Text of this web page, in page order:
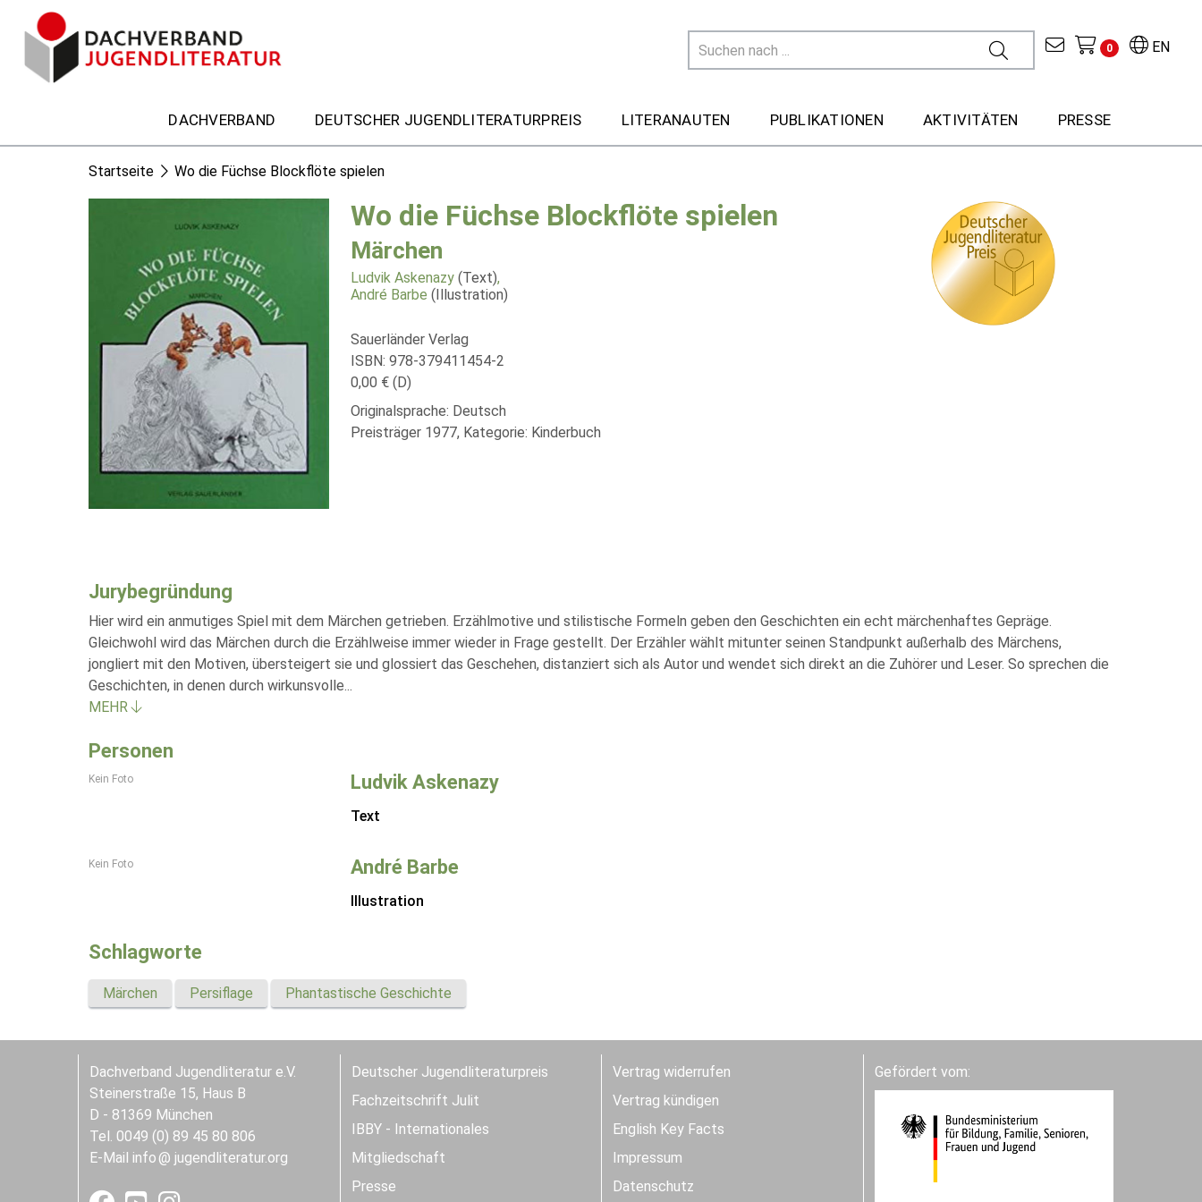
EN
0
DACHVERBAND DEUTSCHER JUGENDLITERATURPREIS LITERANAUTEN PUBLIKATIONEN AKTIVITÄTEN PRESSE
Startseite Wo die Füchse Blockflöte spielen
Wo die Füchse Blockflöte spielen
Märchen
Ludvik Askenazy (Text),
André Barbe (Illustration)
Sauerländer Verlag
ISBN: 978-379411454-2
0,00 € (D)
Originalsprache: Deutsch
Preisträger 1977, Kategorie: Kinderbuch
Jurybegründung
Hier wird ein anmutiges Spiel mit dem Märchen getrieben. Erzählmotive und stilistische Formeln geben den Geschichten ein echt märchenhaftes Gepräge.
Gleichwohl wird das Märchen durch die Erzählweise immer wieder in Frage gestellt. Der Erzähler wählt mitunter seinen Standpunkt außerhalb des Märchens,
jongliert mit den Motiven, übersteigert sie und glossiert das Geschehen, distanziert sich als Autor und wendet sich direkt an die Zuhörer und Leser. So sprechen die
Geschichten, in denen durch wirkunsvolle...
MEHR
Personen
Kein Foto Ludvik Askenazy
Text
Kein Foto André Barbe
Illustration
Schlagworte
Märchen Persiflage Phantastische Geschichte
Dachverband Jugendliteratur e.V.
Steinerstraße 15, Haus B
D - 81369 München
Tel. 0049 (0) 89 45 80 806
E-Mail info jugendliteratur.org
Deutscher Jugendliteraturpreis
Fachzeitschrift Julit
IBBY - Internationales
Mitgliedschaft
Presse
Vertrag widerrufen
Vertrag kündigen
English Key Facts
Impressum
Datenschutz
Gefördert vom: